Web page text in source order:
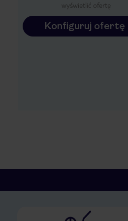
wyświetlić ofertę
Konfiguruj ofertę
George,eleftheria,Denalda
Magdalen a
2026-06-30